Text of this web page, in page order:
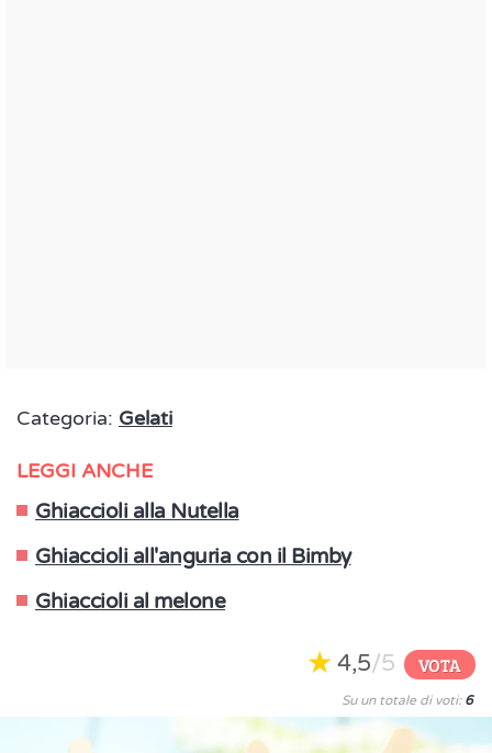
Categoria: Gelati
LEGGI ANCHE
Ghiaccioli alla Nutella
Ghiaccioli all'anguria con il Bimby
Ghiaccioli al melone
4,5/5 VOTA
Su un totale di voti: 6